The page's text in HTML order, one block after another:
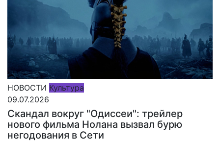
НОВОСТИ Культура
09.07.2026
Скандал вокруг "Одиссеи": трейлер
нового фильма Нолана вызвал бурю
негодования в Сети